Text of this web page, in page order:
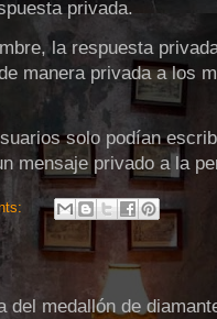
privada.
la respuesta
manera privada a los
solo podían
mensaje privado a la
del medallón de